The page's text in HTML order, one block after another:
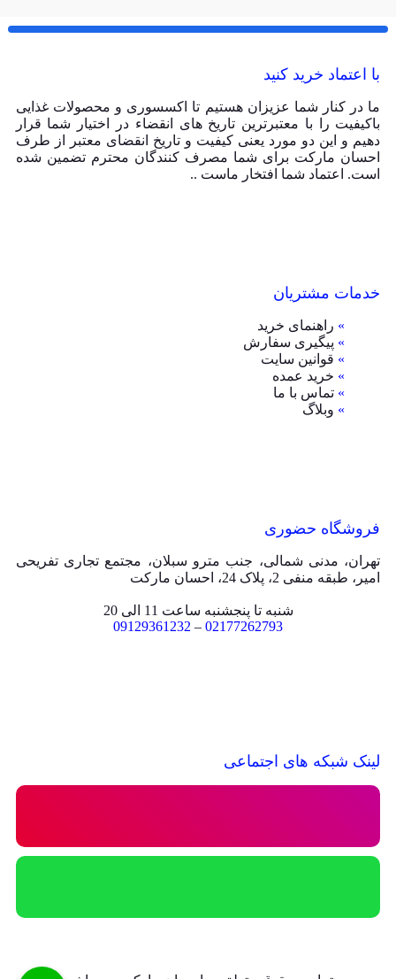
با اعتماد خرید کنید
ما در کنار شما عزیزان هستیم تا اکسسوری و محصولات غذایی
باکیفیت را با معتبرترین تاریخ های انقضاء در اختیار شما قرار
دهیم و این دو مورد یعنی کیفیت و تاریخ انقضای معتبر از طرف
احسان مارکت برای شما مصرف کنندگان محترم تضمین شده
است. اعتماد شما افتخار ماست ..
خدمات مشتریان
» راهنمای خرید
» پیگیری سفارش
» قوانین سایت
» خرید عمده
» تماس با ما
» وبلاگ
فروشگاه حضوری
تهران، مدنی شمالی، جنب مترو سبلان، مجتمع تجاری تفریحی
امیر، طبقه منفی 2، پلاک 24، احسان مارکت
شنبه تا پنجشنبه ساعت 11 الی 20
02177262793
–
09129361232
لینک شبکه های اجتماعی